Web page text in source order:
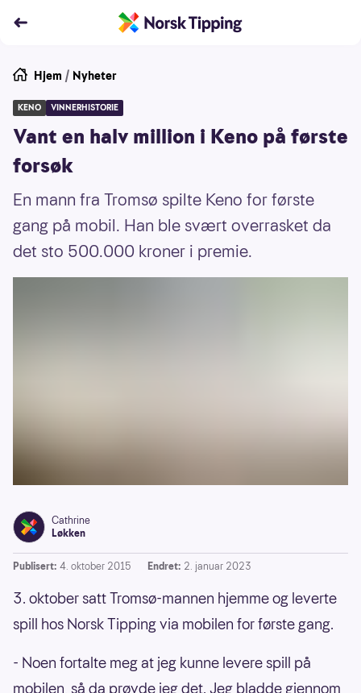
Hjem / Nyheter
KENO VINNERHISTORIE
Vant en halv million i Keno på første
forsøk
En mann fra Tromsø spilte Keno for første
gang på mobil. Han ble svært overrasket da
det sto 500.000 kroner i premie.
Cathrine
Løkken
Publisert: 4. oktober 2015 Endret: 2. januar 2023
3. oktober satt Tromsø-mannen hjemme og leverte
spill hos Norsk Tipping via mobilen for første gang.
- Noen fortalte meg at jeg kunne levere spill på
mobilen, så da prøvde jeg det. Jeg bladde gjennom